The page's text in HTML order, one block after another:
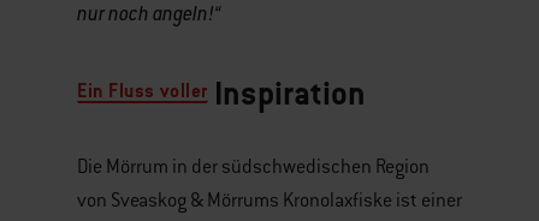
nur noch angeln!“
Ein Fluss vollerInspiration
Die Mörrum in der südschwedischen Region
von Sveaskog & Mörrums Kronolaxfiske ist einer